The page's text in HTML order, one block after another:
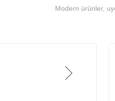
Modern ürünler,